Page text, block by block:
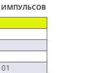
ИМПУЛЬСОВ